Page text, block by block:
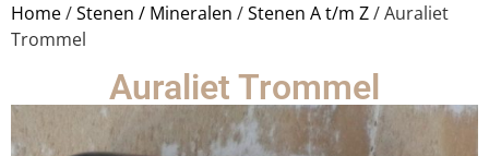
Home/Stenen / Mineralen /Stenen A t/m Z/ Auraliet
Trommel
Auraliet Trommel